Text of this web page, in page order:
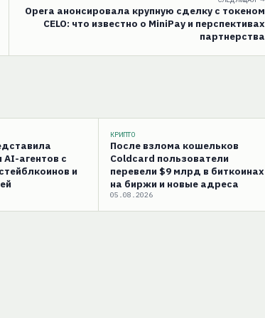
Opera анонсировала крупную сделку с токеном
CELO: что известно о MiniPay и перспективах
партнерства
агентов с
и
КРИПТО
После взлома кошельков
Coldcard пользователи
перевели $9 млрд в биткоинах
на биржи и новые адреса
05.08.2026